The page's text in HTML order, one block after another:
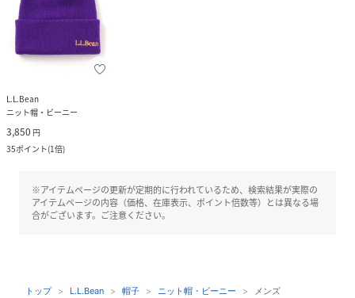
L.L.Bean
ニット帽・ビーニー
3,850 円
35ポイント(1倍)
※アイテムページの更新が定期的に行われているため、検索結果が実際の
アイテムページの内容（価格、在庫表示、ポイント倍数等）とは異なる場
合がございます。ご注意ください。
トップ L.L.Bean 帽子 ニット帽・ビーニー メンズ